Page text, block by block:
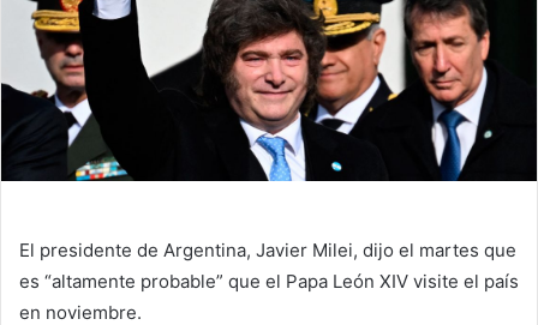
El presidente de Argentina, Javier Milei, dijo el martes que
es “altamente probable” que el Papa León XIV visite el país
en noviembre.